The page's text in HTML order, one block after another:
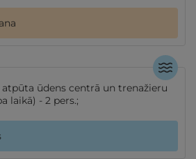
atpūta ūdens centrā un trenažieru
laikā) - 2 pers.;